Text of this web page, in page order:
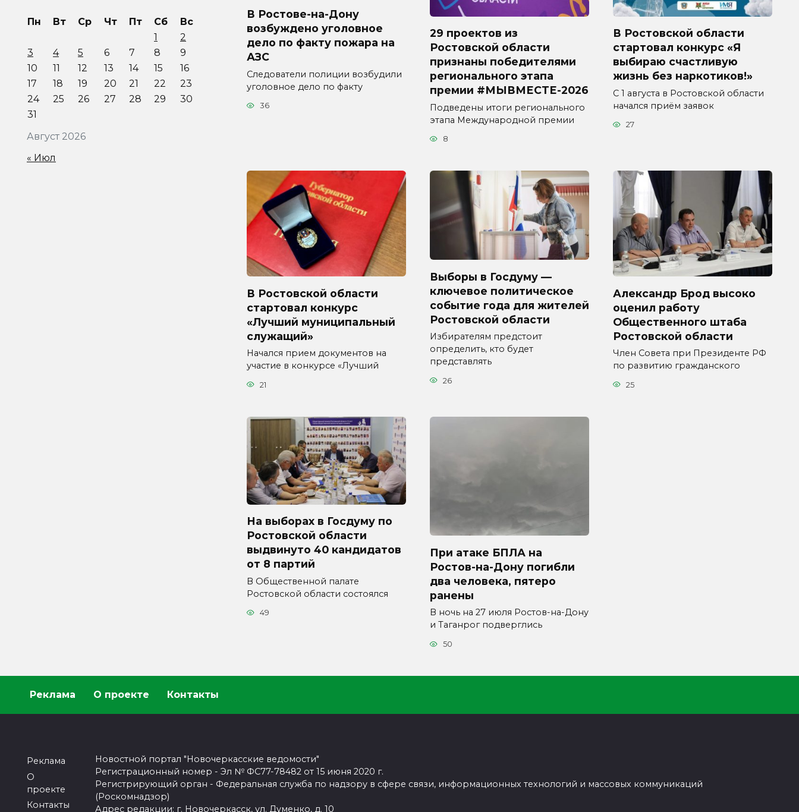
В Ростове-на-Дону
возбуждено уголовное
дело по факту пожара на
АЗС
Следователи полиции возбудили
уголовное дело по факту
36
29 проектов из
Ростовской области
признаны победителями
регионального этапа
премии #МЫВМЕСТЕ-2026
Подведены итоги регионального
этапа Международной премии
8
В Ростовской области
стартовал конкурс «Я
выбираю счастливую
жизнь без наркотиков!»
С 1 августа в Ростовской области
начался приём заявок
27
В Ростовской области
стартовал конкурс
«Лучший муниципальный
служащий»
Начался прием документов на
участие в конкурсе «Лучший
21
Выборы в Госдуму —
ключевое политическое
событие года для жителей
Ростовской области
Избирателям предстоит
определить, кто будет
представлять
26
Александр Брод высоко
оценил работу
Общественного штаба
Ростовской области
Член Совета при Президенте РФ
по развитию гражданского
25
На выборах в Госдуму по
Ростовской области
выдвинуто 40 кандидатов
от 8 партий
В Общественной палате
Ростовской области состоялся
49
При атаке БПЛА на
Ростов-на-Дону погибли
два человека, пятеро
ранены
В ночь на 27 июля Ростов-на-Дону
и Таганрог подверглись
50
Август 2026
Пн Вт Ср Чт Пт Сб
Вс
1
2
3
4 5 6 7 8
9
10
11 12 13 14 15
16
17
18 19 20 21 22
23
24
25 26 27 28 29
30
31
« Июл
Реклама О проекте Контакты
Реклама
О
проекте
Контакты
Новостной портал "Новочеркасские ведомости"
Регистрационный номер - Эл № ФС77-78482 от 15 июня 2020 г.
Регистрирующий орган - Федеральная служба по надзору в сфере связи, информационных технологий и массовых коммуникаций
(Роскомнадзор)
Адрес редакции: г. Новочеркасск, ул. Думенко, д. 10